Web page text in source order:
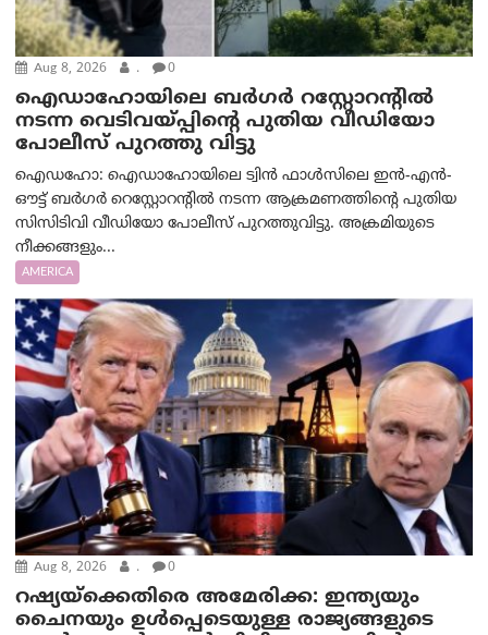
Aug 8, 2026 . 0
ഐഡാഹോയിലെ ബർഗർ റസ്റ്റോറന്റിൽ
നടന്ന വെടിവയ്പ്പിന്റെ പുതിയ വീഡിയോ
പോലീസ് പുറത്തു വിട്ടു
ഐഡഹോ: ഐഡാഹോയിലെ ട്വിൻ ഫാൾസിലെ ഇൻ-എൻ-
ഔട്ട് ബർഗർ റെസ്റ്റോറന്റിൽ നടന്ന ആക്രമണത്തിന്റെ പുതിയ
സിസിടിവി വീഡിയോ പോലീസ് പുറത്തുവിട്ടു. അക്രമിയുടെ
നീക്കങ്ങളും...
AMERICA
Aug 8, 2026 . 0
റഷ്യയ്‌ക്കെതിരെ അമേരിക്ക: ഇന്ത്യയും
ചൈനയും ഉൾപ്പെടെയുള്ള രാജ്യങ്ങളുടെ